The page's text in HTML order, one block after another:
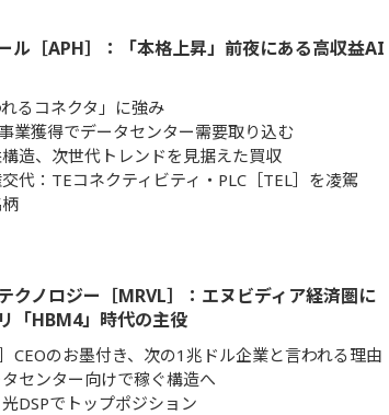
ル［APH］：「本格上昇」前夜にある高収益AI
るコネクタ」に強み
業獲得でデータセンター需要取り込む
造、次世代トレンドを見据えた買収
代：TEコネクティビティ・PLC［TEL］を凌駕
クノロジー［MRVL］：エヌビディア経済圏に
「HBM4」時代の主役
CEOのお墨付き、次の1兆ドル企業と言われる理由
センター向けで稼ぐ構造へ
DSPでトップポジション